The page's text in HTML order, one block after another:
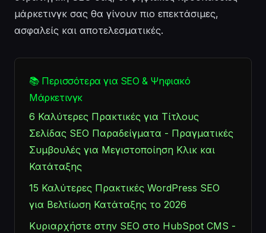
μάρκετινγκ σας θα γίνουν πιο επεκτάσιμες,
ασφαλείς και αποτελεσματικές.
📚 Περισσότερα για SEO & Ψηφιακό
Μάρκετινγκ
6 Καλύτερες Πρακτικές για Τίτλους
Σελίδας SEO Παραδείγματα - Πραγματικές
Συμβουλές για Μεγιστοποίηση Κλικ και
Κατάταξης
15 Καλύτερες Πρακτικές WordPress SEO
για Βελτίωση Κατάταξης το 2026
Κυριαρχήστε στην SEO στο HubSpot CMS -